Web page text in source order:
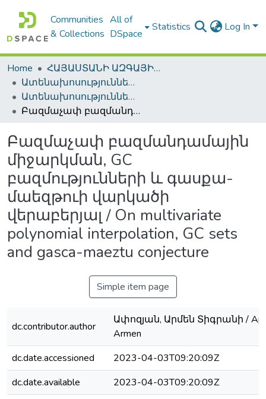
Communities
& Collections
All of
DSpace
Statistics Log In
Home
ՀԱՅԱՍՏԱՆԻ ԱԶԳԱՅԻՆ ԳՐԱԴԱՐԱՆԻ ԹՎԱՅԻՆ ՊԱՀՈՑ / DIGITAL REPOSITORY OF NLA
Ատենախոսություններ և սեղմագրեր / Theses & Abstracts
Ատենախոսություններ և սեղմագրեր / Theses & Abstracts
Բազմաչափ բազմանդամային միջարկման, GC բազմությունների և գասքա-մաեզթուի վարկածի վերաբերյալ / On multivariate polynomial interpolation, GC sets and gasca-maeztu conjecture
Բազմաչափ բազմանդամային
միջարկման, GC
բազմությունների և գասքա-
մաեզթուի վարկածի
վերաբերյալ / On multivariate
polynomial interpolation, GC sets
and gasca-maeztu conjecture
Simple item page
dc.contributor.author
Ափոզյան, Արմեն Տիգրանի /
Armen
dc.date.accessioned
2023-04-03T09:20:09Z
dc.date.available
2023-04-03T09:20:09Z